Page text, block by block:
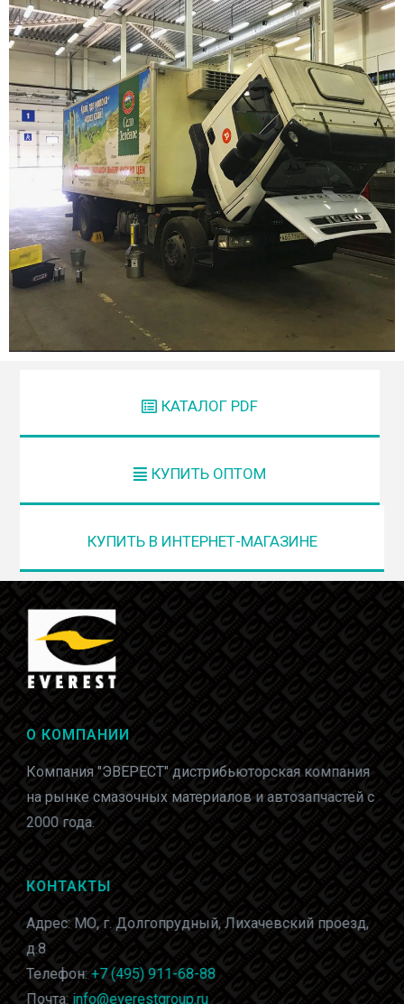
КАТАЛОГ PDF
КУПИТЬ ОПТОМ
КУПИТЬ В ИНТЕРНЕТ-МАГАЗИНЕ
О КОМПАНИИ
Компания "ЭВЕРЕСТ" дистрибьюторская компания
на рынке смазочных материалов и автозапчастей с
2000 года.
КОНТАКТЫ
Адрес: МО, г. Долгопрудный, Лихачевский проезд,
д.8
Телефон:+7 (495) 911-68-88
Почта: info@everestgroup.ru